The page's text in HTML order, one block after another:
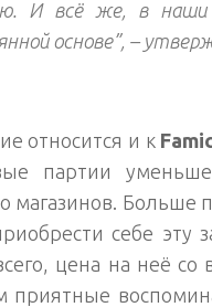
И всё же, в наши
основе”, –
относится и к
партии
магазинов. Больше
себе эту
цена на неё со
приятные